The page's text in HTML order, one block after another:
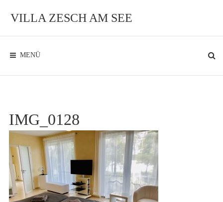
InhaltVILLA ZESCH AM SEE
Ambiente
See MENÜ
IMG_0128